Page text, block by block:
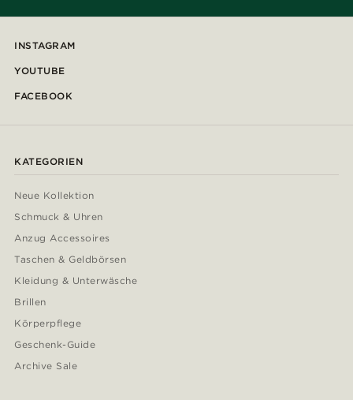
INSTAGRAM
YOUTUBE
FACEBOOK
KATEGORIEN
Neue Kollektion
Schmuck & Uhren
Anzug Accessoires
Taschen & Geldbörsen
Kleidung & Unterwäsche
Brillen
Körperpflege
Geschenk-Guide
Archive Sale